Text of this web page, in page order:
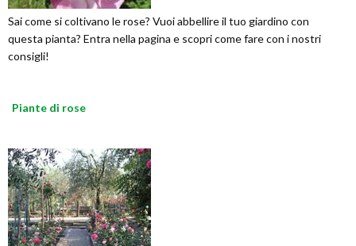
Sai come si coltivano le rose? Vuoi abbellire il tuo giardino con
questa pianta? Entra nella pagina e scopri come fare con i nostri
consigli!
Piante di rose